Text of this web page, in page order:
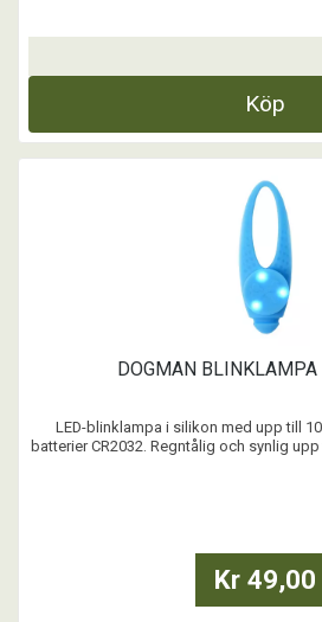
Köp
DOGMAN BLINKLAMPA
LED-blinklampa i silikon med upp till
batterier CR2032. Regntålig och synlig
Kr 49,00